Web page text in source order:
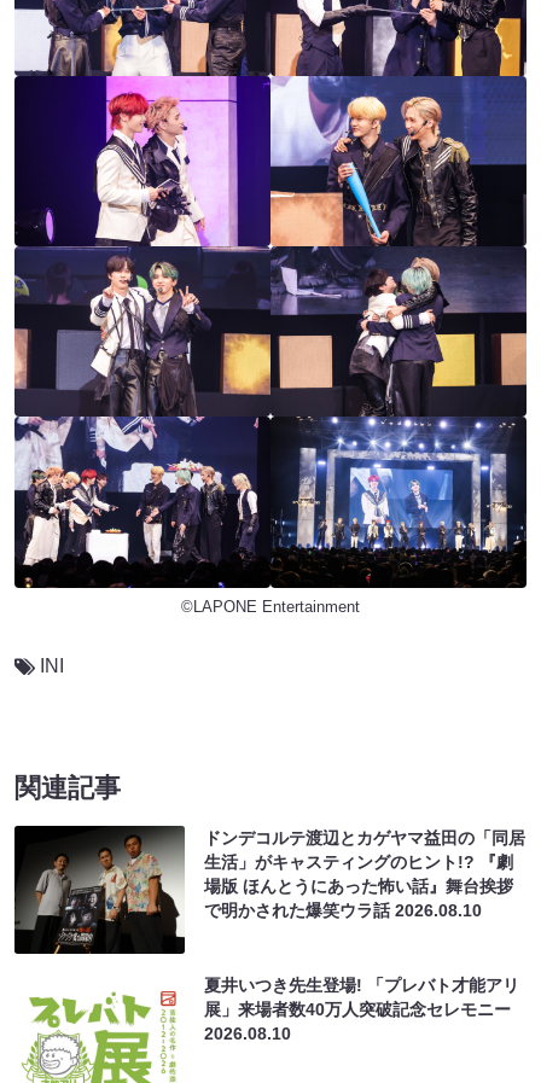
©LAPONE Entertainment
INI
関連記事
ドンデコルテ渡辺とカゲヤマ益田の「同居
生活」がキャスティングのヒント!? 『劇
場版 ほんとうにあった怖い話』舞台挨拶
で明かされた爆笑ウラ話2026.08.10
夏井いつき先生登場! 「プレバト才能アリ
展」来場者数40万人突破記念セレモニー
2026.08.10